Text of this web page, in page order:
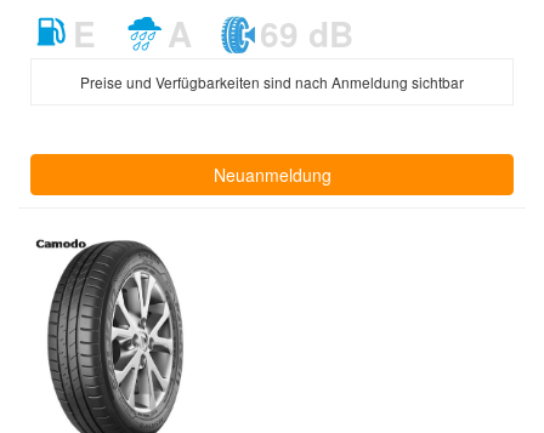
E A 69 dB
Preise und Verfügbarkeiten sind nach Anmeldung sichtbar
Neuanmeldung